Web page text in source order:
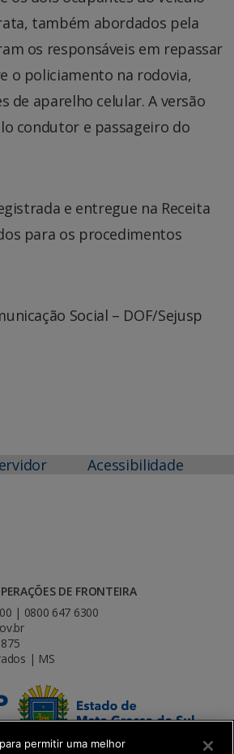
também abordados pela
os responsáveis em repassar
o policiamento na rodovia,
de aparelho celular. A versão
condutor e passageiro do
e entregue na Receita
para os procedimentos
Social – DOF/Sejusp
Acessibilidade
DE FRONTEIRA
| 0800 647 6300
| MS
permitir uma melhor